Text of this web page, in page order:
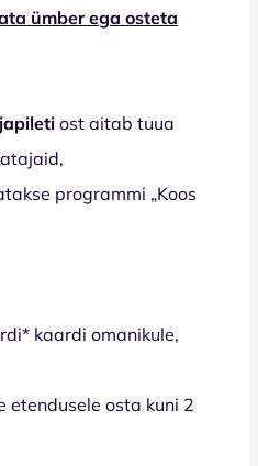
ümber ega osteta
ost aitab tuua
programmi „Koos
kaardi omanikule,
etendusele osta kuni 2